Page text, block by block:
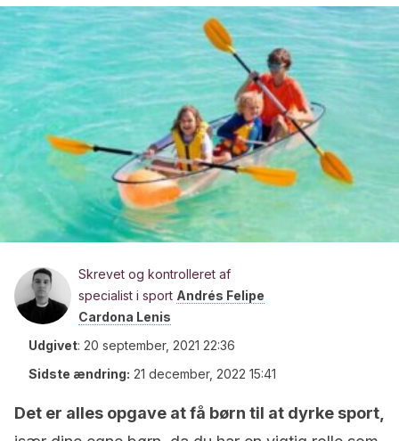
Skrevet og kontrolleret af
specialist i sport Andrés Felipe
Cardona Lenis
Udgivet: 20 september, 2021 22:36
Sidste ændring: 21 december, 2022 15:41
Det er alles opgave at få børn til at dyrke sport,